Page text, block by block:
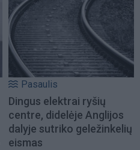
Pasaulis
Dingus elektrai ryšių
centre, didelėje Anglijos
dalyje sutriko geležinkelių
eismas